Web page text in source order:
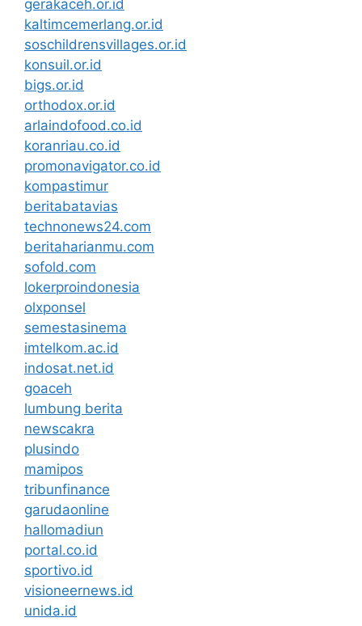
gerakaceh.or.id
kaltimcemerlang.or.id
soschildrensvillages.or.id
konsuil.or.id
bigs.or.id
orthodox.or.id
arlaindofood.co.id
koranriau.co.id
promonavigator.co.id
kompastimur
beritabatavias
technonews24.com
beritaharianmu.com
sofold.com
lokerproindonesia
olxponsel
semestasinema
imtelkom.ac.id
indosat.net.id
goaceh
lumbung berita
newscakra
plusindo
mamipos
tribunfinance
garudaonline
hallomadiun
portal.co.id
sportivo.id
visioneernews.id
unida.id